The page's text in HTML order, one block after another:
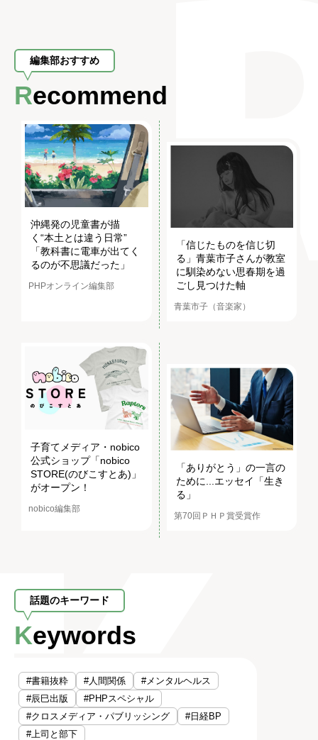
編集部おすすめ
Recommend
沖縄発の児童書が描
く“本土とは違う日常”
「教科書に電車が出てく
るのが不思議だった」
PHPオンライン編集部
「信じたものを信じ切
る」青葉市子さんが教室
に馴染めない思春期を過
ごし見つけた軸
青葉市子（音楽家）
子育てメディア・nobico
公式ショップ「nobico
STORE(のびこすとあ)」
がオープン！
nobico編集部
「ありがとう」の一言の
ために...エッセイ「生き
る」
第70回ＰＨＰ賞受賞作
話題のキーワード
Keywords
#書籍抜粋 #人間関係
#メンタルヘルス
#辰巳出版
#PHPスペシャル
#クロスメディア・パブリッシング
#日経BP
#上司と部下